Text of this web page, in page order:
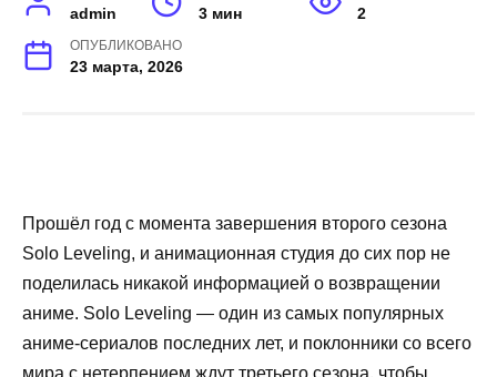
admin 3 мин 2
ОПУБЛИКОВАНО
23 марта, 2026
Прошёл год с момента завершения второго сезона
Solo Leveling, и анимационная студия до сих пор не
поделилась никакой информацией о возвращении
аниме. Solo Leveling — один из самых популярных
аниме-сериалов последних лет, и поклонники со всего
мира с нетерпением ждут третьего сезона, чтобы